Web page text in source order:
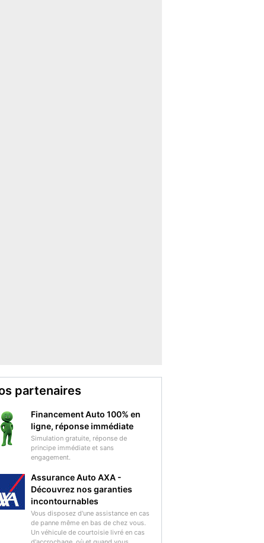
partenaires
Financement Auto 100% en
ligne, réponse immédiate
Simulation gratuite, réponse de
principe immédiate et sans
engagement.
Assurance Auto AXA -
Découvrez nos garanties
incontournables
Vous disposez d'une assistance en cas
de panne même en bas de chez vous.
Un véhicule de courtoisie livré en cas